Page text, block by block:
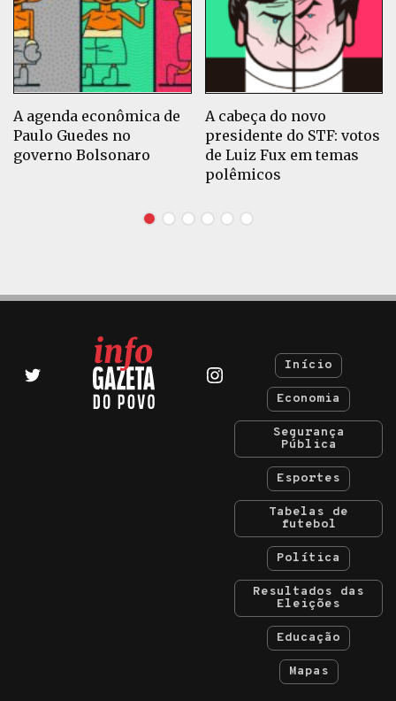
A agenda econômica de
Paulo Guedes no
governo Bolsonaro
A cabeça do novo
presidente do STF: votos
de Luiz Fux em temas
polêmicos
Início
Economia
Segurança
Pública
Esportes
Tabelas de
futebol
Política
Resultados das
Eleições
Educação
Mapas